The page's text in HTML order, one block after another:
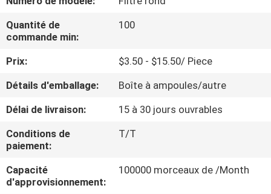
VISITE
D'USINE
CONTRÔLE
DE
QUALITÉ
CONTACTEZ-
NOUS
Quantité de
commande min:
100
Prix:
$3.50 - $15.50/ Piece
Détails d'emballage:
Boîte à ampoules/autre
Délai de livraison:
15 à 30 jours ouvrables
Conditions de
paiement:
T/T
Capacité
d'approvisionnement:
100000 morceaux de /Month